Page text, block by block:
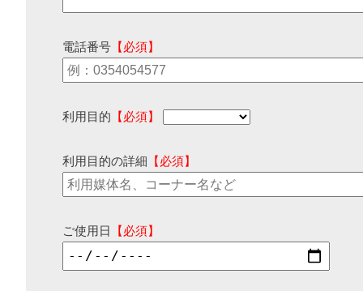
電話番号 【必須】
利用目的 【必須】
利用目的の詳細 【必須】
ご使用日 【必須】